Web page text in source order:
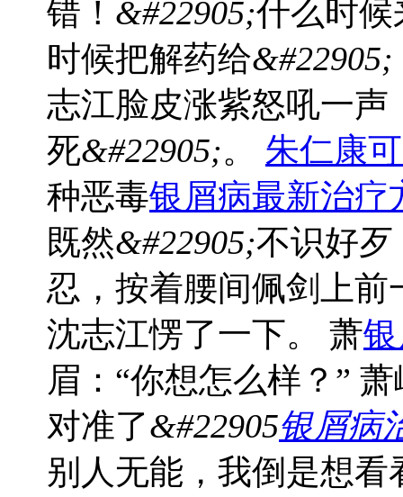
错！ &#22905;什么时
时候把解药给&#22905;
志江脸皮涨紫怒吼一
死&#22905;。 朱仁康
种恶毒银屑病最新治疗
既然&#22905;不识好歹
忍，按着腰间佩剑上
沈志江愣了一下。 萧
眉：“你想怎么样？”
对准了&#22905银屑病
别人无能，我倒是想